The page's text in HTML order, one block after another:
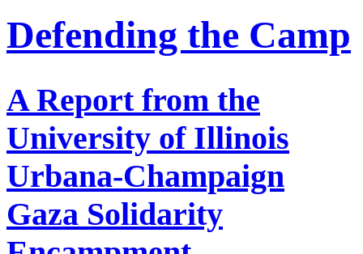
Defending the Camp
A Report from the
University of Illinois
Urbana-Champaign
Gaza Solidarity